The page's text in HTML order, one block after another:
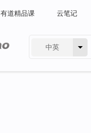
有道精品课 云笔记
中英